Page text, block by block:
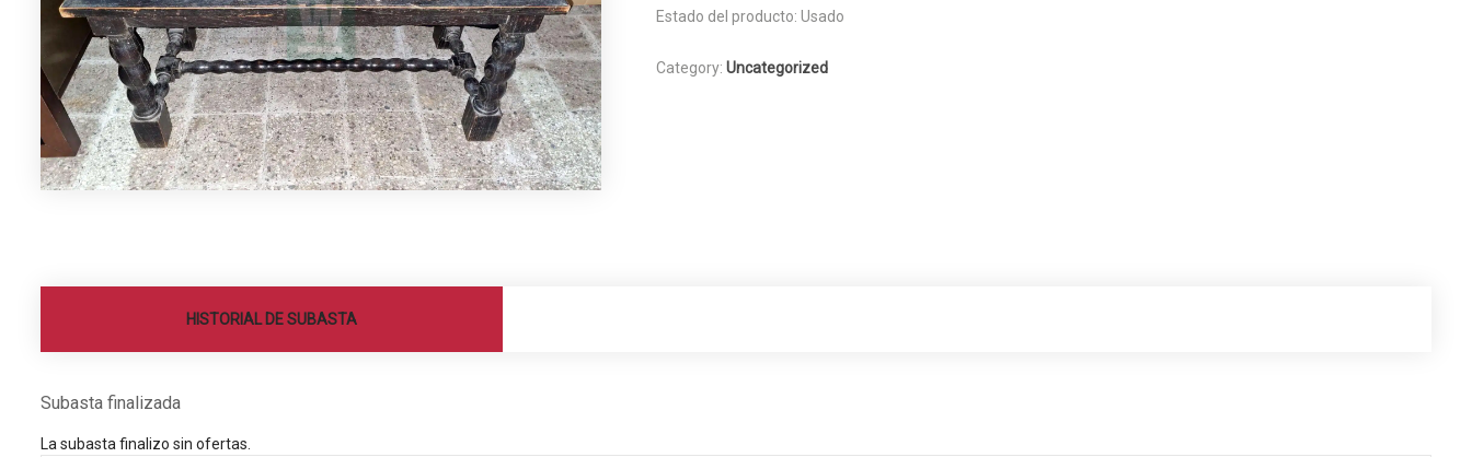
Estado del producto: Usado
Category: Uncategorized
HISTORIAL DE SUBASTA
Subasta finalizada
La subasta finalizo sin ofertas.